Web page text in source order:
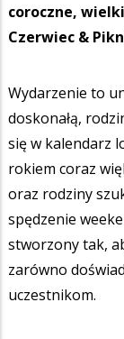
coroczne,
Czerwiec &
Wydarzenie to
doskonałą,
się w kalendarz
rokiem coraz
oraz rodziny
spędzenie
stworzony tak,
zarówno
uczestnikom.